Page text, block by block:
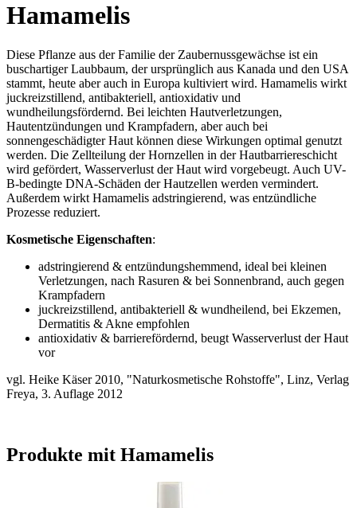
Hamamelis
Diese Pflanze aus der Familie der Zaubernussgewächse ist ein
buschartiger Laubbaum, der ursprünglich aus Kanada und den USA
stammt, heute aber auch in Europa kultiviert wird. Hamamelis wirkt
juckreizstillend, antibakteriell, antioxidativ und
wundheilungsfördernd. Bei leichten Hautverletzungen,
Hautentzündungen und Krampfadern, aber auch bei
sonnengeschädigter Haut können diese Wirkungen optimal genutzt
werden. Die Zellteilung der Hornzellen in der Hautbarriereschicht
wird gefördert, Wasserverlust der Haut wird vorgebeugt. Auch UV-
B-bedingte DNA-Schäden der Hautzellen werden vermindert.
Außerdem wirkt Hamamelis adstringierend, was entzündliche
Prozesse reduziert.
Kosmetische Eigenschaften:
adstringierend & entzündungshemmend, ideal bei kleinen
Verletzungen, nach Rasuren & bei Sonnenbrand, auch gegen
Krampfadern
juckreizstillend, antibakteriell & wundheilend, bei Ekzemen,
Dermatitis & Akne empfohlen
antioxidativ & barrierefördernd, beugt Wasserverlust der Haut
vor
vgl. Heike Käser 2010, "Naturkosmetische Rohstoffe", Linz, Verlag
Freya, 3. Auflage 2012
Produkte mit Hamamelis